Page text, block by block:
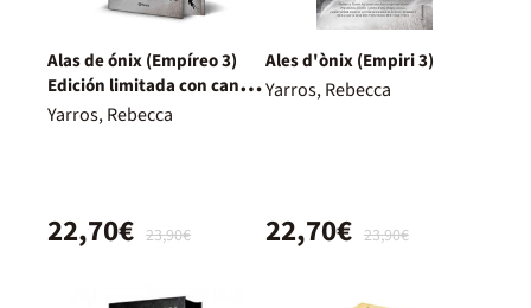
Alas de ónix (Empíreo 3)
Edición limitada con cantos
tintados
Yarros, Rebecca
23,90€
22,70€
Ales d'ònix (Empiri 3)
Yarros, Rebecca
23,90€
22,70€